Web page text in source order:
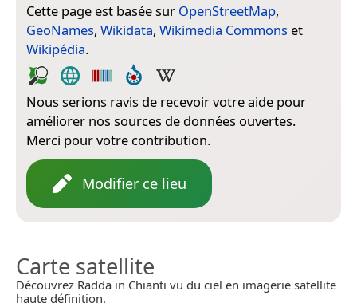
Cette page est basée sur OpenStreetMap,
GeoNames, Wikidata, Wikimedia Commons et
Wikipédia.
Nous serions ravis de recevoir votre aide pour
améliorer nos sources de données ouvertes.
Merci pour votre contribution.
Modifier ce lieu
Carte satellite
Découvrez Radda in Chianti vu du ciel en imagerie satellite
haute définition.